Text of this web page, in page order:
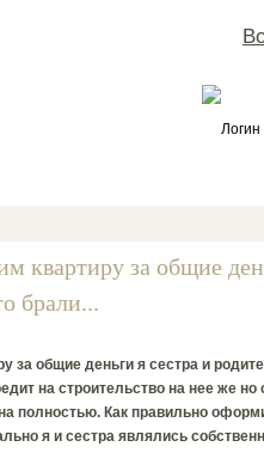
Логин
квартиру за общие
брали...
за общие деньги я сестра и
на строительство на нее же
полностью. Как правильно
я и сестра являлись